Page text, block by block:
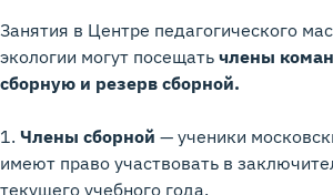
Занятия в Центре педагогического
экологии могут посещать члены
сборную и резерв сборной.
1. Члены сборной — ученики
имеют право участвовать в
текущего учебного года.